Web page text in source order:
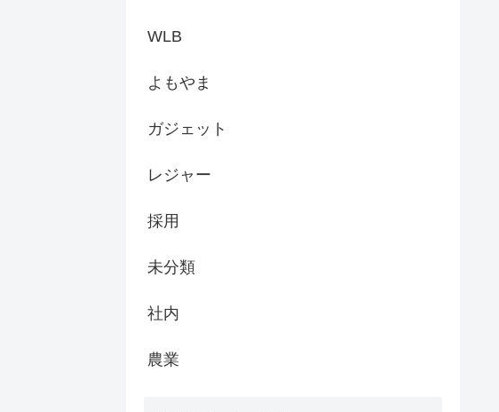
WLB
よもやま
ガジェット
レジャー
採用
未分類
社内
農業